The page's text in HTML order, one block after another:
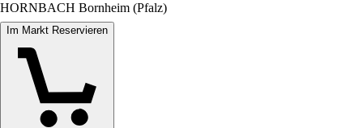
HORNBACH Bornheim (Pfalz)
Im Markt Reservieren